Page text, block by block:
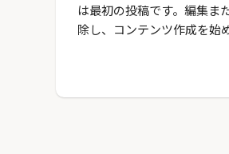
は最初の投稿です。編集ま
除し、コンテンツ作成を始